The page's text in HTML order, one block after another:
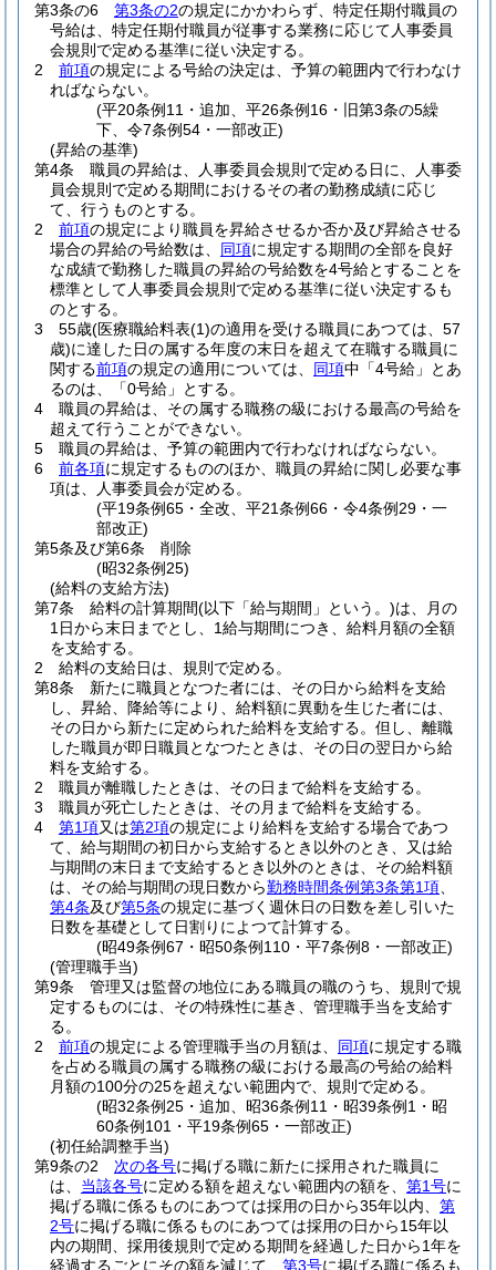
第3条の6
第3条の2の規定にかかわらず、特定任期付職員の
号給は、特定任期付職員が従事する業務に応じて人事委員
会規則で定める基準に従い決定する。
2
前項の規定による号給の決定は、予算の範囲内で行わなけ
ればならない。
(平20条例11・追加、平26条例16・旧第3条の5繰
下、令7条例54・一部改正)
(昇給の基準)
第4条
職員の昇給は、人事委員会規則で定める日に、人事委
員会規則で定める期間におけるその者の勤務成績に応じ
て、行うものとする。
2
前項の規定により職員を昇給させるか否か及び昇給させる
場合の昇給の号給数は、 同項に規定する期間の全部を良好
な成績で勤務した職員の昇給の号給数を4号給とすることを
標準として人事委員会規則で定める基準に従い決定するも
のとする。
3
55歳(医療職給料表(1)の適用を受ける職員にあつては、57
歳)に達した日の属する年度の末日を超えて在職する職員に
関する前項の規定の適用については、 同項中「4号給」とあ
るのは、「0号給」とする。
4
職員の昇給は、その属する職務の級における最高の号給を
超えて行うことができない。
5
職員の昇給は、予算の範囲内で行わなければならない。
6
前各項に規定するもののほか、職員の昇給に関し必要な事
項は、人事委員会が定める。
(平19条例65・全改、平21条例66・令4条例29・一
部改正)
第5条及び第6条
削除
(昭32条例25)
(給料の支給方法)
第7条
給料の計算期間(以下「給与期間」という。)は、月の
1日から末日までとし、1給与期間につき、給料月額の全額
を支給する。
2
給料の支給日は、規則で定める。
第8条
新たに職員となつた者には、その日から給料を支給
し、昇給、降給等により、給料額に異動を生じた者には、
その日から新たに定められた給料を支給する。 但し、離職
した職員が即日職員となつたときは、その日の翌日から給
料を支給する。
2
職員が離職したときは、その日まで給料を支給する。
3
職員が死亡したときは、その月まで給料を支給する。
4
第1項又は第2項の規定により給料を支給する場合であつ
て、給与期間の初日から支給するとき以外のとき、又は給
与期間の末日まで支給するとき以外のときは、その給料額
は、その給与期間の現日数から勤務時間条例第3条第1項
第4条及び第5条の規定に基づく週休日の日数を差し引いた
日数を基礎として日割りによつて計算する。
(昭49条例67・昭50条例110・平7条例8・一部改正)
(管理職手当)
第9条
管理又は監督の地位にある職員の職のうち、規則で規
定するものには、その特殊性に基き、管理職手当を支給す
る。
2
前項の規定による管理職手当の月額は、 同項に規定する職
を占める職員の属する職務の級における最高の号給の給料
月額の100分の25を超えない範囲内で、規則で定める。
(昭32条例25・追加、昭36条例11・昭39条例1・昭
60条例101・平19条例65・一部改正)
(初任給調整手当)
第9条の2
次の各号に掲げる職に新たに採用された職員に
は、 当該各号に定める額を超えない範囲内の額を、 第1号に
掲げる職に係るものにあつては採用の日から35年以内、 第
2号に掲げる職に係るものにあつては採用の日から15年以
内の期間、採用後規則で定める期間を経過した日から1年を
経過するごとにその額を減じて、 第3号に掲げる職に係るも